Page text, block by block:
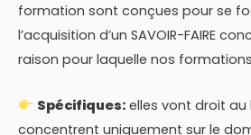
formation sont conçues pour se
l’acquisition d’un SAVOIR-FAIRE
raison pour laquelle nos
Spécifiques:elles vont droit au
concentrent uniquement sur le